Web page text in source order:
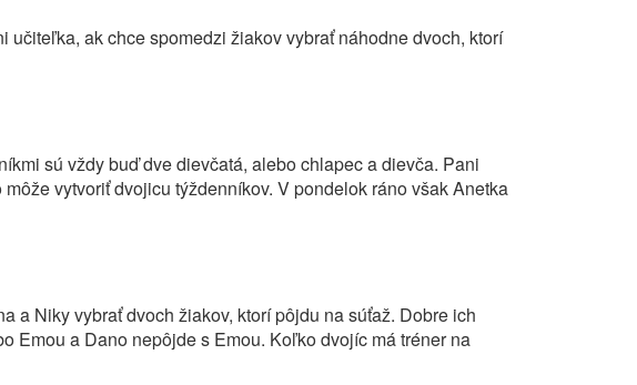
učiteľka, ak chce spomedzi žiakov vybrať náhodne dvoch, ktorí
sú vždy buď dve dievčatá, alebo chlapec a dievča. Pani
vytvoriť dvojicu týždenníkov. V pondelok ráno však Anetka
a Niky vybrať dvoch žiakov, ktorí pôjdu na súťaž. Dobre ich
Emou a Dano nepôjde s Emou. Koľko dvojíc má tréner na